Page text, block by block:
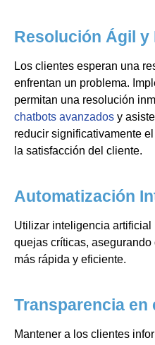
Resolución Ágil y
Los clientes esperan una
enfrentan un problema.
permitan una resolución
chatbots avanzados y
reducir significativamente
la satisfacción del cliente.
Automatización
Utilizar inteligencia
quejas críticas,
más rápida y eficiente.
Transparencia en
Mantener a los clientes